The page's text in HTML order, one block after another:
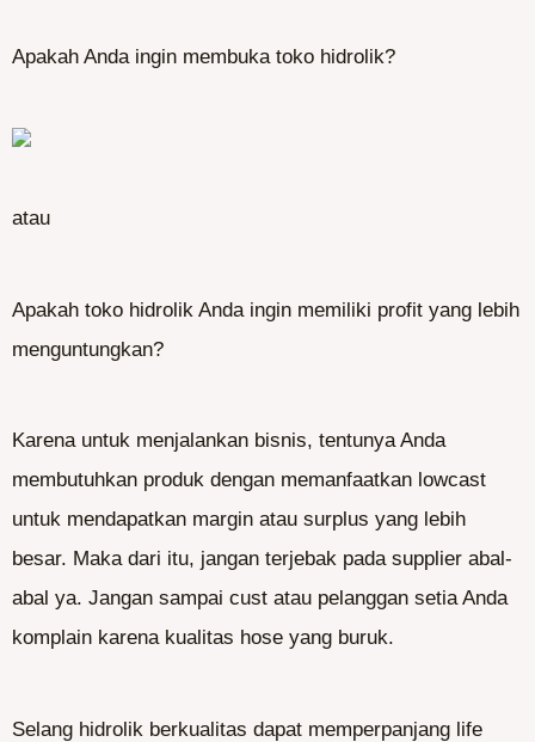
Apakah Anda ingin membuka toko hidrolik?
atau
Apakah toko hidrolik Anda ingin memiliki profit yang lebih
menguntungkan?
Karena untuk menjalankan bisnis, tentunya Anda
membutuhkan produk dengan memanfaatkan lowcast
untuk mendapatkan margin atau surplus yang lebih
besar. Maka dari itu, jangan terjebak pada supplier abal-
abal ya. Jangan sampai cust atau pelanggan setia Anda
komplain karena kualitas hose yang buruk.
Selang hidrolik berkualitas dapat memperpanjang life